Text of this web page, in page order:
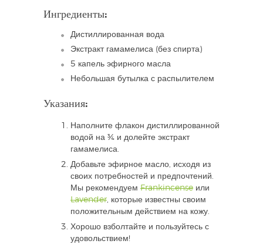
Ингредиенты:
Дистиллированная вода
Экстракт гамамелиса (без спирта)
5 капель эфирного масла
Небольшая бутылка с распылителем
Указания:
Наполните флакон дистиллированной
водой на ¾ и долейте экстракт
гамамелиса.
Добавьте эфирное масло, исходя из
своих потребностей и предпочтений.
Мы рекомендуем Frankincense или
Lavender, которые известны своим
положительным действием на кожу.
Хорошо взболтайте и пользуйтесь с
удовольствием!